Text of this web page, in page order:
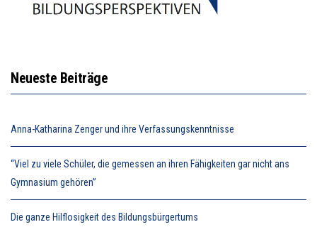
Neueste Beiträge
Anna-Katharina Zenger und ihre Verfassungskenntnisse
“Viel zu viele Schüler, die gemessen an ihren Fähigkeiten gar nicht ans
Gymnasium gehören”
Die ganze Hilflosigkeit des Bildungsbürgertums